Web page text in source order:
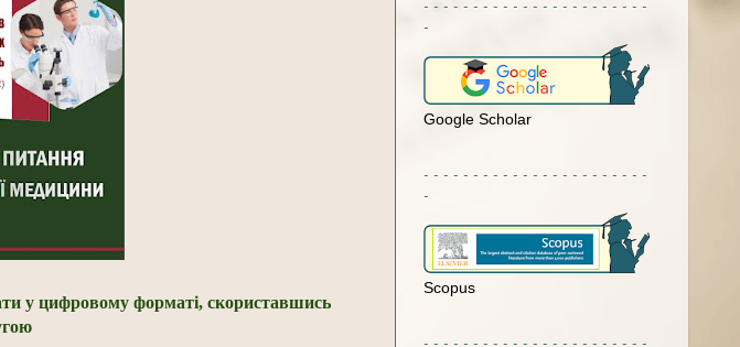
у цифровому форматі, скориставшись
- - - - - - - - - - - - - - - - - - - - - - -
-
Google Scholar
- - - - - - - - - - - - - - - - - - - - - - -
-
Scopus
- - - - - - - - - - - - - - - - - - - - - - -